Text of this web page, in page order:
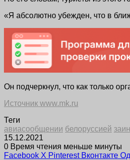
«Я абсолютно убежден, что в
Он подчеркнул, что как только
Источник www.mk.ru
Теги
авиасообщении белоруссией
15.12.2021
0 Время чтения меньше минуты
Facebook X Pinterest Вконтакте